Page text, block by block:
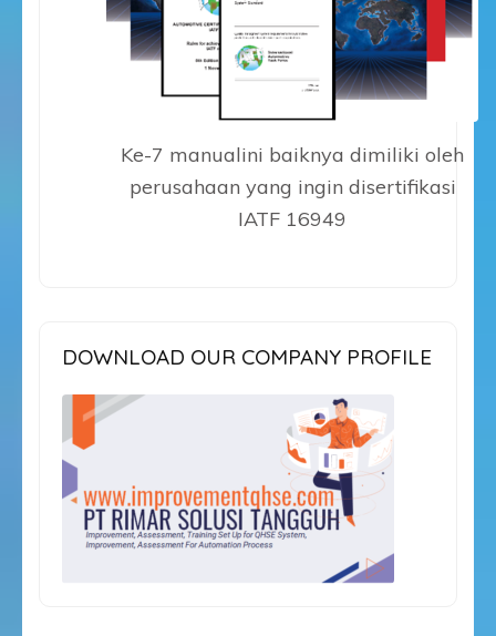
Ke-7 manualini baiknya dimiliki oleh
perusahaan yang ingin disertifikasi
IATF 16949
DOWNLOAD OUR COMPANY PROFILE